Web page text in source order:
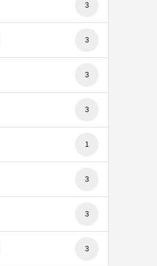
3
3
3
3
1
3
3
3